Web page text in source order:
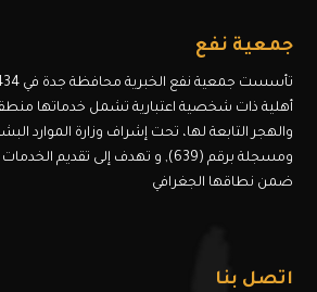
جمعية نفع
أهلية ذات شخصية اعتبارية تشمل خدماتها
والهجر التابعة لها، تحت إشراف وزارة الموارد
ومسجلة برقم (639), و تهدف إلى تقديم
ضمن نطاقها الجغرافي
اتصل بنا